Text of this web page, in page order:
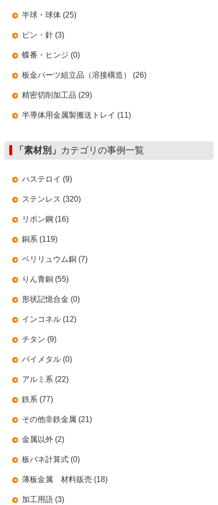
半球・球体 (25)
ピン・針 (3)
蝶番・ヒンジ (0)
板金パーツ組立品（溶接構造） (26)
精密切削加工品 (29)
半導体用金属製搬送トレイ (11)
「素材別」 カテゴリの事例一覧
ハステロイ (9)
ステンレス (320)
リボン鋼 (16)
銅系 (119)
ベリリュウム銅 (7)
りん青銅 (55)
形状記憶合金 (0)
インコネル (12)
チタン (9)
バイメタル (0)
アルミ系 (22)
鉄系 (77)
その他非鉄金属 (21)
金属以外 (2)
板バネ計算式 (0)
薄板金属 材料販売 (18)
加工用語 (3)